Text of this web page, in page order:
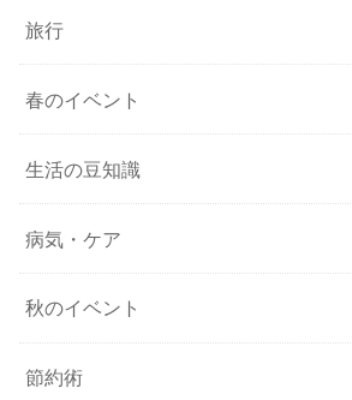
旅行
春のイベント
生活の豆知識
病気・ケア
秋のイベント
節約術